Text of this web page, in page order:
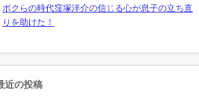
ボクらの時代窪塚洋介の信じる心が息子の立ち直
りを助けた！
近の投稿